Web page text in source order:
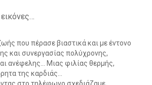
που πέρασε βιαστικά και με έντονο
και συνεργασίας πολύχρονης,
ανέφελης… Μιας φιλίας θερμής,
της καρδιάς…
στο τηλέφωνο σχεδιάζαμε,